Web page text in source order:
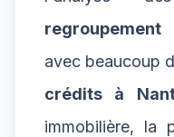
avec beaucoup
crédits à
immobilière, la